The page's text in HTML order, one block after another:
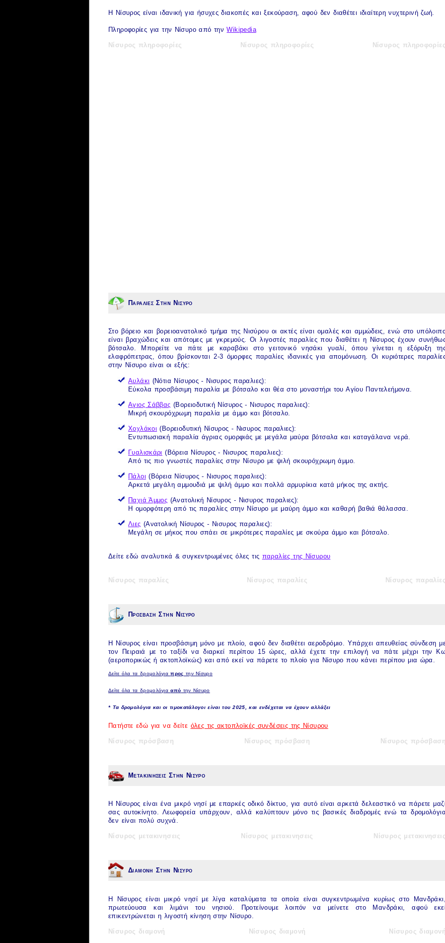
Η Νίσυρος είναι ιδανική για ήσυχεςδιακοπές και ξεκούραση, αφού δεν διαθέτει ιδιαίτερη νυχτερινή ζωή.
Πληροφορίες για την Νίσυρο από τηνWikipedia
Νίσυρος πληροφορίες Νίσυρος πληροφορίες Νίσυρος πληροφορίες
Παραλιες Στην Νισυρο
Στο βόρειο και βορειοανατολικό τμήμα της Νισύρουοι ακτές είναι ομαλές και αμμώδεις, ενώ στο
είναι βραχώδεις και απότομες με γκρεμούς. Οι λιγοστές παραλίεςπου διαθέτει η Νίσυρος έχουν
βότσαλο. Μπορείτε να πάτε με καραβάκι στο γειτονικό νησάκι γυαλί, όπου γίνεται η εξόρυξη
ελαφρόπετρας, όπου βρίσκονται 2-3 όμορφες παραλίες ιδανικές για απομόνωση. Οι κυριότερες
στην Νίσυρο είναι οι εξής:
Αυλάκι (Νότια Νίσυρος - Νισυρος παραλιες):
Εύκολα προσβάσιμη παραλία με βότσαλο και θέα στο μοναστήρι του Αγίου Παντελεήμονα.
Αγιος Σάββας (Βορειοδυτική Νίσυρος - Νισυρος παραλιες):
Μικρή σκουρόχρωμη παραλία με άμμο και βότσαλο.
Χοχλάκοι (Βορειοδυτική Νίσυρος - Νισυρος παραλιες):
Εντυπωσιακή παραλία άγριας ομορφιάς με μεγάλα μαύρα βότσαλα και καταγάλανα νερά.
Γυαλισκάρι (Βόρεια Νίσυρος - Νισυρος παραλιες):
Από τις πιο γνωστές παραλίες στην Νίσυρο με ψιλή σκουρόχρωμη άμμο.
Πάλοι(Βόρεια Νίσυρος - Νισυρος παραλιες):
Αρκετά μεγάλη αμμουδιά με ψιλή άμμο και πολλά αρμυρίκια κατά μήκος της ακτής.
Παχιά Άμμος (Ανατολική Νίσυρος - Νισυρος παραλιες):
Η ομορφότερη από τιςπαραλίες στην Νίσυρο με μαύρη άμμο και καθαρή βαθιά θάλασσα.
Λιες (Ανατολική Νίσυρος - Νισυρος παραλιες):
Μεγάλη σε μήκος που σπάει σε μικρότερεςπαραλίες με σκούρα άμμο και βότσαλο.
Δείτε εδώ αναλυτικά & συγκεντρωμένες όλες τις παραλίες της Νίσυρου
Νίσυρος παραλίες Νίσυρος παραλίες Νίσυρος παραλίες
Προσβαση Στην Νισυρο
H Νίσυρος είναι προσβάσιμη μόνο με πλοίο, αφού δεν διαθέτει αεροδρόμιο. Υπάρχει απευθείας σύνδεση
τον Πειραιά με το ταξίδι να διαρκεί περίπου 15 ώρες, αλλά έχετε την επιλογή να πάτε μέχρι την
(αεροπορικώς ή ακτοπλοϊκώς) και από εκεί να πάρετε το πλοίο για Νίσυρο που κάνει περίπου μια ώρα.
Δείτε όλα τα δρομολόγιαπρος την Νίσυρο
Δείτε όλα τα δρομολόγιααπό την Νίσυρο
* Τα δρομολόγια και οι τιμοκατάλογοι είναι του 2025, και ενδέχεται να έχουν αλλάξει
Πατήστε εδώ για να δείτε όλες τις ακτοπλοϊκές συνδέσεις της Νίσυρου
Νίσυρος πρόσβαση Νίσυρος πρόσβαση Νίσυρος πρόσβαση
Μετακινησεις Στην Νισυρο
H Νίσυρος είναι ένα μικρό νησί με επαρκές οδικό δίκτυο, για αυτό είναι αρκετά δελεαστικό να πάρετε
σας αυτοκίνητο. Λεωφορεία υπάρχουν, αλλά καλύπτουν μόνο τις βασικές διαδρομές ενώ τα δρομολόγια
δεν είναι πολύ συχνά.
Νίσυρος μετακινησεις Νίσυρος μετακινησεις Νίσυρος μετακινησεις
Διαμονη Στην Νισυρο
H Νίσυρος είναι μικρό νησί με λίγα καταλύματα τα οποία είναι συγκεντρωμένα κυρίως στο Μανδράκι,
πρωτεύουσα και λιμάνι του νησιού. Προτείνουμε λοιπόν να μείνετε στο Μανδράκι, αφού
επικεντρώνεται η λιγοστή κίνηση στην Νίσυρο.
Νίσυρος διαμονή Νίσυρος διαμονή Νίσυρος διαμονή